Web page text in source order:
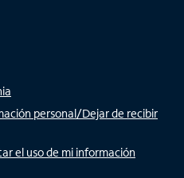
personal/Dejar de recibir
el uso de mi información